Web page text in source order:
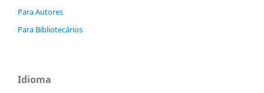
Para Autores
Para Bibliotecários
Idioma